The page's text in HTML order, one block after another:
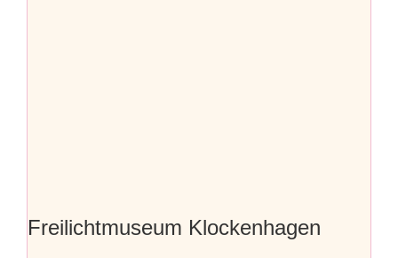
Freilichtmuseum Klockenhagen